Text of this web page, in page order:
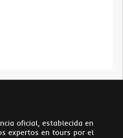
oficial, establecida en
expertos en tours por el